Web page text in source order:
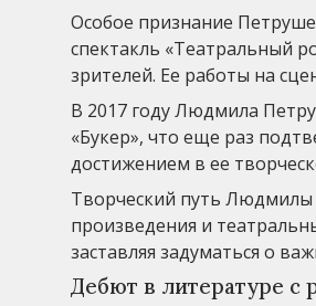
Особое признание
спектакль «Театральный
зрителей. Ее работы на
В 2017 году Людмила
«Букер», что еще раз
достижением в ее
Творческий путь
произведения и
заставляя задуматься о
Дебют в литературе с